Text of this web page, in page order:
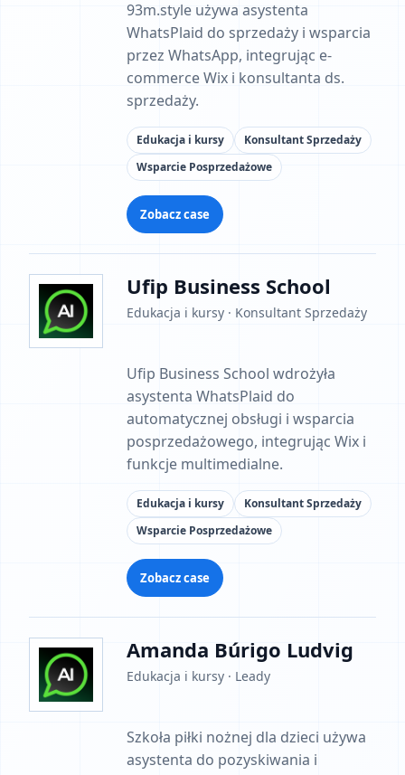
93m.style używa asystenta
WhatsPlaid do sprzedaży i wsparcia
przez WhatsApp, integrując e-
commerce Wix i konsultanta ds.
sprzedaży.
Edukacja i kursy
Konsultant Sprzedaży
Wsparcie Posprzedażowe
Zobacz case
Ufip Business School
Edukacja i kursy · Konsultant Sprzedaży
Ufip Business School wdrożyła
asystenta WhatsPlaid do
automatycznej obsługi i wsparcia
posprzedażowego, integrując Wix i
funkcje multimedialne.
Edukacja i kursy
Konsultant Sprzedaży
Wsparcie Posprzedażowe
Zobacz case
Amanda Búrigo Ludvig
Edukacja i kursy · Leady
Szkoła piłki nożnej dla dzieci używa
asystenta do pozyskiwania i